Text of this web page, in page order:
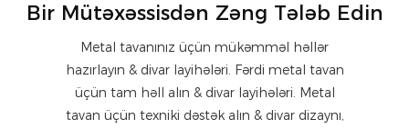
Bir Mütəxəssisdən Zəng Tələb Edin
Metal tavanınız üçün mükəmməl həllər
hazırlayın & divar layihələri. Fərdi metal tavan
üçün tam həll alın & divar layihələri. Metal
tavan üçün texniki dəstək alın & divar dizaynı,